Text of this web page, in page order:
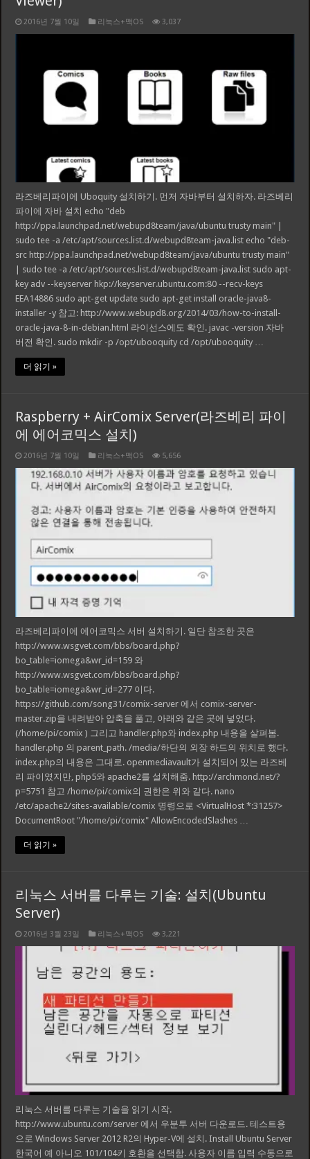
2016년 7월 10일 리눅스+맥OS 3,037
라즈베리파이에 Uboquity 설치하기. 먼저 자바부터 설치하자. 라즈베리
파이에 자바 설치 echo "deb
http://ppa.launchpad.net/webupd8team/java/ubuntu trusty main" |
sudo tee -a /etc/apt/sources.list.d/webupd8team-java.list echo "deb-
src http://ppa.launchpad.net/webupd8team/java/ubuntu trusty main"
| sudo tee -a /etc/apt/sources.list.d/webupd8team-java.list sudo apt-
key adv --keyserver hkp://keyserver.ubuntu.com:80 --recv-keys
EEA14886 sudo apt-get update sudo apt-get install oracle-java8-
installer -y 참고: http://www.webupd8.org/2014/03/how-to-install-
oracle-java-8-in-debian.html 라이선스에도 확인. javac -version 자바
버전 확인. sudo mkdir -p /opt/ubooquity cd /opt/ubooquity …
더 읽기 »
Raspberry + AirComix Server(라즈베리 파이
에 에어코믹스 설치)
2016년 7월 10일 리눅스+맥OS 5,656
라즈베리파이에 에어코믹스 서버 설치하기. 일단 참조한 곳은
http://www.wsgvet.com/bbs/board.php?
bo_table=iomega&wr_id=159 와
http://www.wsgvet.com/bbs/board.php?
bo_table=iomega&wr_id=277 이다.
https://github.com/song31/comix-server 에서 comix-server-
master.zip을 내려받아 압축을 풀고, 아래와 같은 곳에 넣었다.
(/home/pi/comix ) 그리고 handler.php와 index.php 내용을 살펴봄.
handler.php 의 parent_path. /media/하단의 외장 하드의 위치로 했다.
index.php의 내용은 그대로. openmediavault가 설치되어 있는 라즈베
리 파이였지만, php5와 apache2를 설치해줌. http://archmond.net/?
p=5751 참고 /home/pi/comix의 권한은 위와 같다. nano
/etc/apache2/sites-available/comix 명령으로 <VirtualHost *:31257>
DocumentRoot "/home/pi/comix" AllowEncodedSlashes …
더 읽기 »
리눅스 서버를 다루는 기술: 설치(Ubuntu
Server)
2016년 3월 23일 리눅스+맥OS 3,221
리눅스 서버를 다루는 기술을 읽기 시작.
http://www.ubuntu.com/server 에서 우분투 서버 다운로드. 테스트용
으로 Windows Server 2012 R2의 Hyper-V에 설치. Install Ubuntu Server
한국어 예 아니오 101/104키 호환을 선택함. 사용자 이름 입력 수동으로